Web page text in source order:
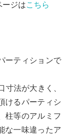
ジはこちら
ーティションで
寸法が大きく、
けるパーティシ
柱等のアルミフ
な一味違ったア